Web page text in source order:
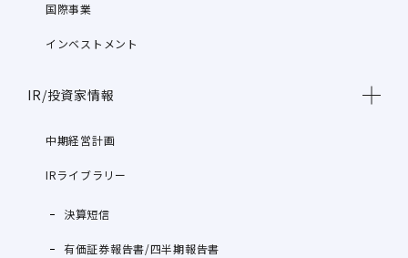
国際事業
インベストメント
IR/投資家情報
中期経営計画
IRライブラリー
決算短信
有価証券報告書/四半期報告書